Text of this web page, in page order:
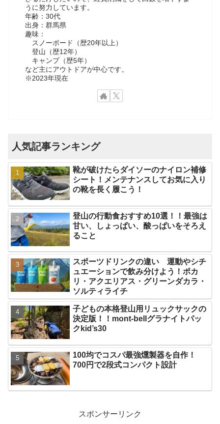
うに努力しています。
年齢：30代
出身：群馬県
趣味：
スノーボード（歴20年以上）
登山（歴12年）
キャンプ（歴5年）
など主にアウトドアが中心です。
※2023年現在
人気記事ランキング
靴が破けたらダイソーのナイロン補修
シート！メンテナンスしてお気に入り
の靴を長く履こう！
登山の行動食おすすめ10選！！最強は
甘い、しょっぱい、酸っぱいをそろえ
ること
スポーツドリンクの違い 運動やシチ
ュエーションで飲み分けよう！ポカ
リ・アクエリアス・グリーンダカラ・
ソルティライチ
子どもの本格登山用リュックサックの
決定版！！mont-bellグラナイトパッ
クkid’s30
100均でコスパ最強燻製器を自作！
700円で2段式コンパクト設計
スポンサーリンク